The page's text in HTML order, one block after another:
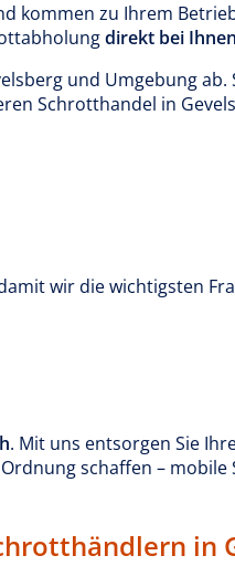
kommen zu Ihrem
direkt bei
und Umgebung ab.
Schrotthandel in
wir die wichtigsten
. Mit uns entsorgen Sie
schaffen –
in